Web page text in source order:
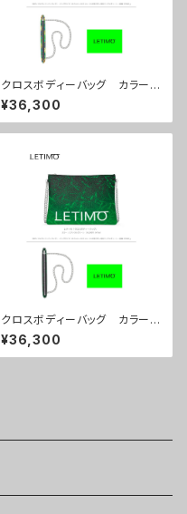
クロスボディーバッグ カラー/
リーフスグリーン ■配送まで
約１か月
¥36,300
クロスボディーバッグ カラー/
ミストラルグリーン ■配送まで
約１か月
¥36,300